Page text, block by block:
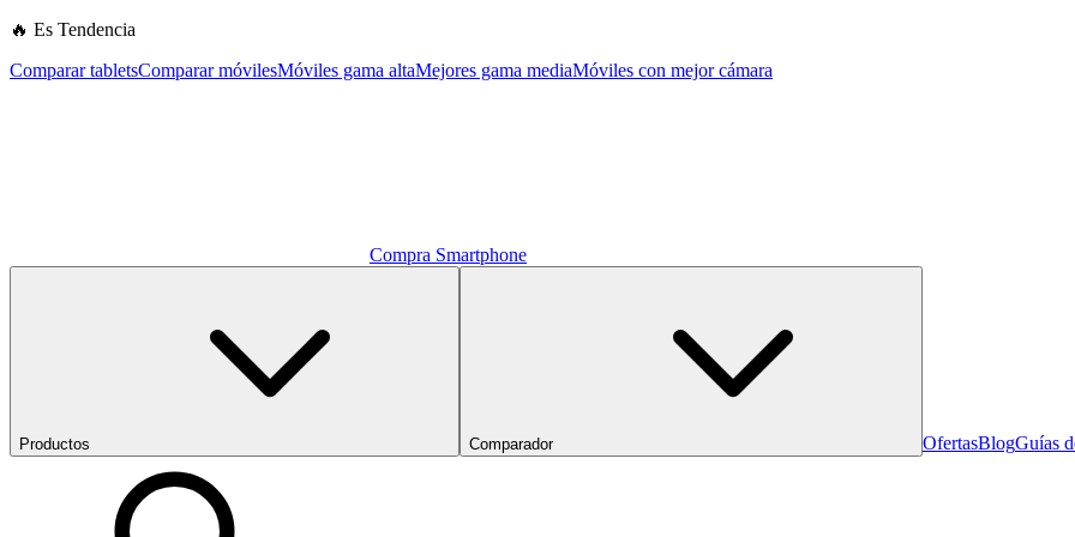
🔥 Es Tendencia
Comparar tabletsComparar móvilesMóviles gama altaMejores gama mediaMóviles con mejor cámara
Compra Smartphone
Productos Comparador OfertasBlogGuías